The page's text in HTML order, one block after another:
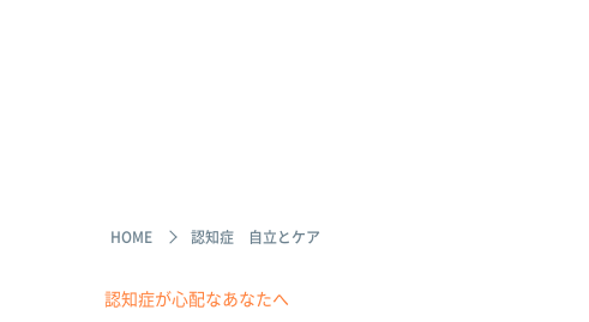
HOME 認知症 自立とケア
認知症が心配なあなたへ